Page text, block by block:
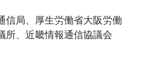
信局、厚生労働省大阪労働
所、近畿情報通信協議会